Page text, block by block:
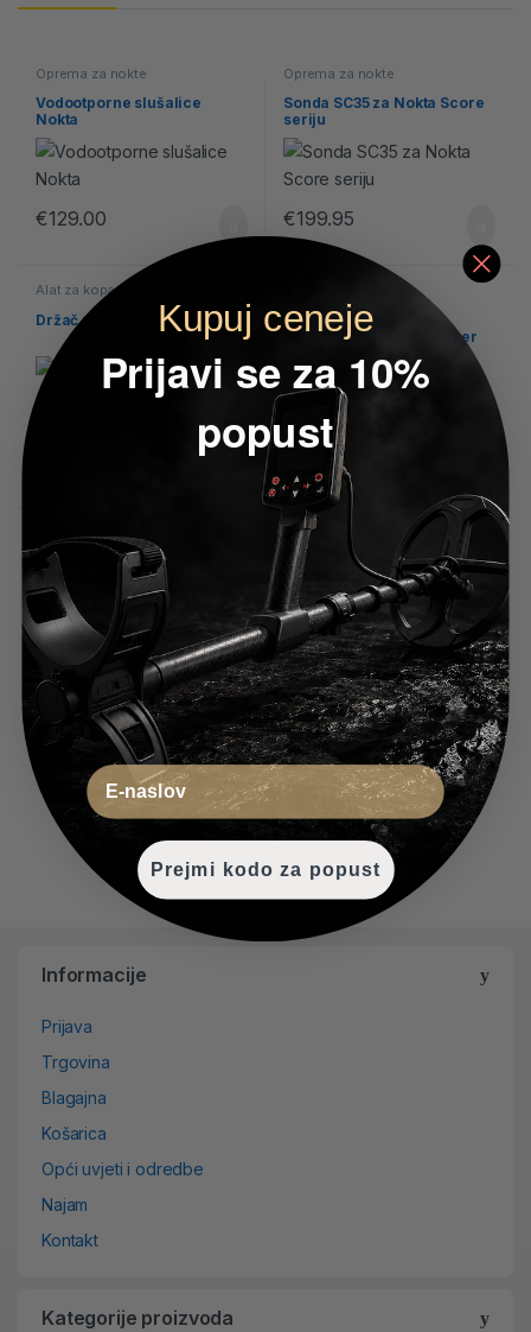
Oprema za nokte
Vodootporne slušalice
Nokta
€129.00
Oprema za nokte
Sonda SC35 za Nokta Score
seriju
€199.95
Alat za kopanje
Držač za pinpointer
Sonda Blackdog MAX
33x33cm – za Makro Racer
165.00
Dodatna vodootporna
baterija za Nokta
Kruzer/Anfibio
49.00
Informacije
Prijava
Trgovina
Blagajna
Košarica
Opći uvjeti i odredbe
Najam
Kontakt
Kategorije proizvoda
Kupuj ceneje
Prijavi se za 10%
popust
Email
Prejmi kodo za popust